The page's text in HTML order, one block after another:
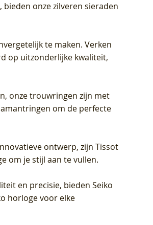
onze zilveren sieraden
te maken. Verken
op uitzonderlijke kwaliteit,
onze trouwringen zijn met
om de perfecte
ontwerp, zijn Tissot
om je stijl aan te vullen.
en precisie, bieden Seiko
horloge voor elke